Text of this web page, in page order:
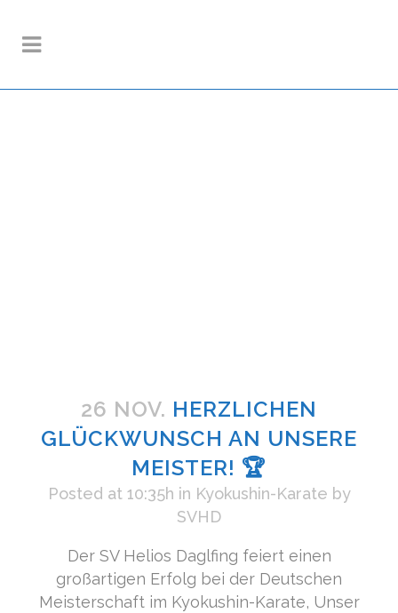
26 NOV. HERZLICHEN
GLÜCKWUNSCH AN UNSERE
MEISTER! 🏆
Posted at 10:35h in Kyokushin-Karate by
SVHD
Der SV Helios Daglfing feiert einen
großartigen Erfolg bei der Deutschen
Meisterschaft im Kyokushin-Karate, Unser